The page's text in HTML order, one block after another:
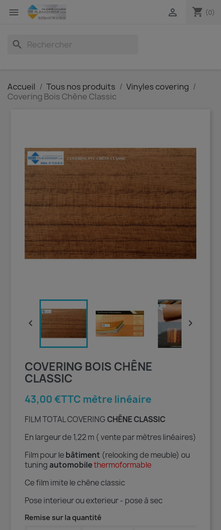
 shopping_cart (0)

search
Accueil Tous nos produits
Vinyles covering
Covering Bois Chêne Classic
 
COVERING BOIS CHÊNE
CLASSIC
43,00 €TTC mètre linéaire
FILM TOTAL COVERINGCHÊNE CLASSIC
En largeur de 1,22 m ( vente par mètres linéaires)
Film pour lebâtiment (relooking de meuble) ou
tuningautomobilethermoformable
Ce film imite le chêne classic
Pose interieur ou exterieur - pose à sec
Remise sur la quantité